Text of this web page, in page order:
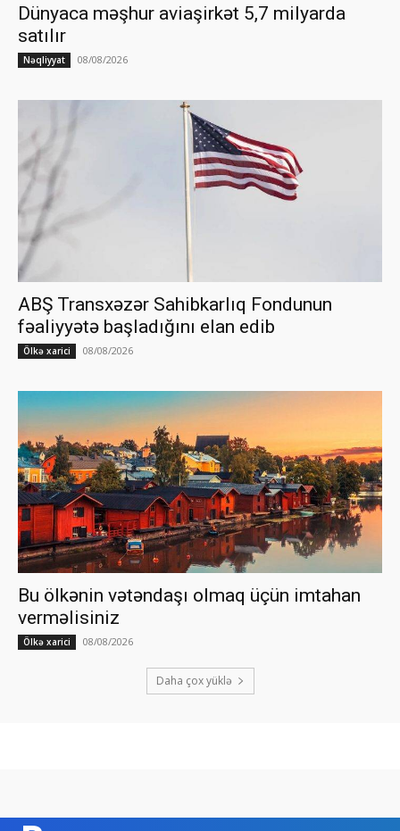
Dünyaca məşhur aviaşirkət 5,7 milyarda
satılır
Nəqliyyat 08/08/2026
ABŞ Transxəzər Sahibkarlıq Fondunun
fəaliyyətə başladığını elan edib
Ölkə xarici 08/08/2026
Bu ölkənin vətəndaşı olmaq üçün imtahan
verməlisiniz
Ölkə xarici 08/08/2026
Daha çox yüklə